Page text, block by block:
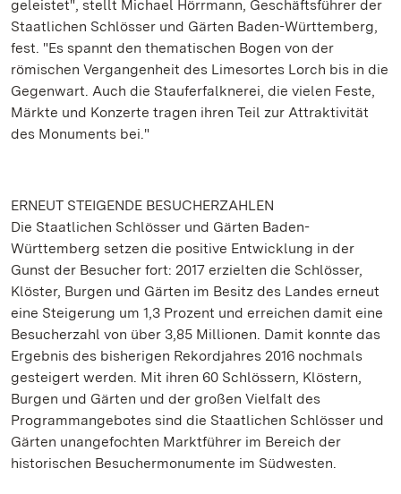
geleistet", stellt Michael Hörrmann, Geschäftsführer der
Staatlichen Schlösser und Gärten Baden-Württemberg,
fest. "Es spannt den thematischen Bogen von der
römischen Vergangenheit des Limesortes Lorch bis in die
Gegenwart. Auch die Stauferfalknerei, die vielen Feste,
Märkte und Konzerte tragen ihren Teil zur Attraktivität
des Monuments bei."
ERNEUT STEIGENDE BESUCHERZAHLEN
Die Staatlichen Schlösser und Gärten Baden-
Württemberg setzen die positive Entwicklung in der
Gunst der Besucher fort: 2017 erzielten die Schlösser,
Klöster, Burgen und Gärten im Besitz des Landes erneut
eine Steigerung um 1,3 Prozent und erreichen damit eine
Besucherzahl von über 3,85 Millionen. Damit konnte das
Ergebnis des bisherigen Rekordjahres 2016 nochmals
gesteigert werden. Mit ihren 60 Schlössern, Klöstern,
Burgen und Gärten und der großen Vielfalt des
Programmangebotes sind die Staatlichen Schlösser und
Gärten unangefochten Marktführer im Bereich der
historischen Besuchermonumente im Südwesten.